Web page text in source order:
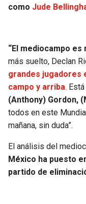
como Jude
“El mediocampo es
más suelto, Declan
grandes jugadores
campo y arriba. Está
(Anthony) Gordon,
todos en este
mañana, sin duda”.
El análisis del
México ha puesto
partido de